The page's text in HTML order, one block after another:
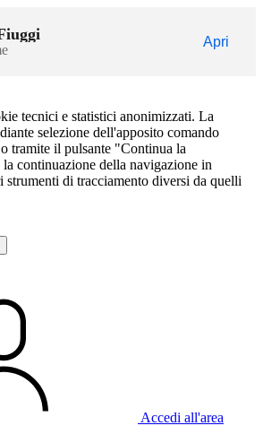
Apri
tecnici e statistici anonimizzati. La
selezione dell'apposito comando
tramite il pulsante "Continua la
continuazione della navigazione in
strumenti di tracciamento diversi da quelli
Accedi all'area